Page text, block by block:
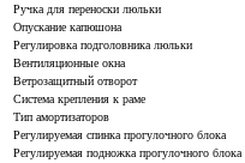
Ручка для переноски люльки
Опускание капюшона
Регулировка подголовника люльки
Вентиляционные окна
Ветрозащитный отворот
Система крепления к раме
Тип амортизаторов
Регулируемая спинка прогулочного блока
Регулируемая подножка прогулочного блока